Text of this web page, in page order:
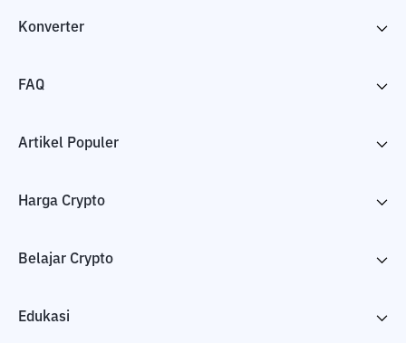
Konverter
FAQ
Artikel Populer
Harga Crypto
Belajar Crypto
Edukasi